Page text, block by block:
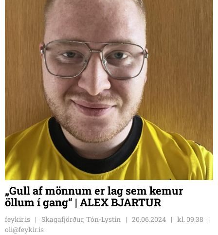
„Gull af mönnum er lag sem kemur
öllum í gang“ | ALEX BJARTUR
feykir.is Skagafjörður, Tón-Lystin 20.06.2024
kl. 09.38
oli@feykir.is